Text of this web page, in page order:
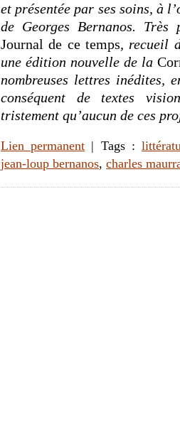
et présentée par ses soins, à
de Georges Bernanos.
Journal de ce temps, recueil
une édition nouvelle de la
nombreuses lettres inédites,
conséquent de textes
tristement qu’aucun de ces
Lien permanent | Tags :
jean-loup bernanos, charles